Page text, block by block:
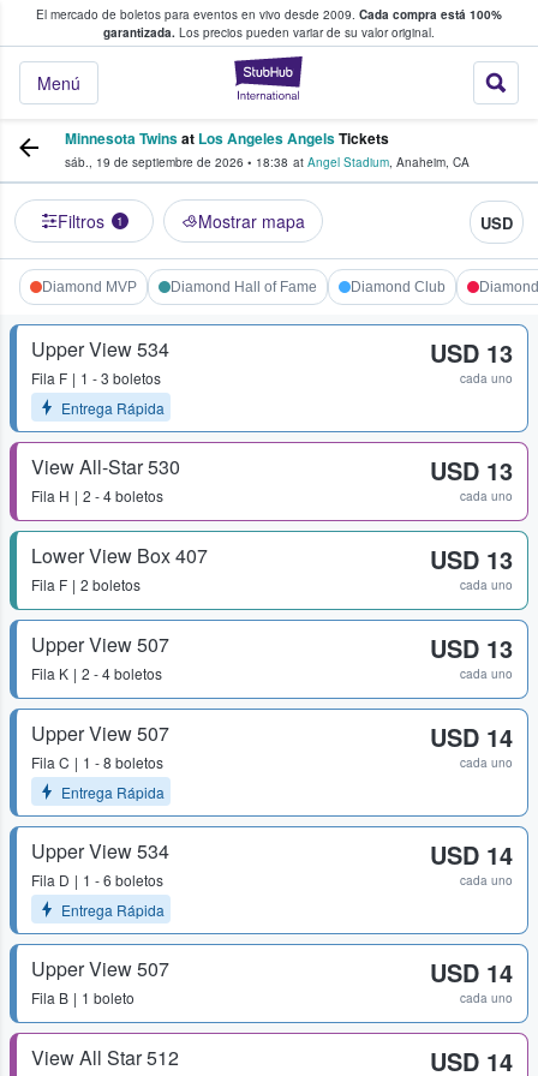
El mercado de boletos para eventos en vivo desde 2009. Cada compra está 100%
garantizada. Los precios pueden variar de su valor original.
StubHub: donde
Menú
fans compran y venden boletos
Minnesota Twinsat Los Angeles AngelsTickets
sáb., 19 de septiembre de 2026 • 18:38 at Angel Stadium, Anaheim, CA
Filtros 1 Mostrar mapa USD
Diamond MVP Diamond Hall of Fame Diamond Club
Upper View 534
Fila F
1 - 3 boletos
Entrega Rápida
USD 13
cada uno
View All-Star 530
Fila H 2 - 4 boletos
USD 13
cada uno
Lower View Box 407
Fila F 2 boletos
USD 13
cada uno
Upper View 507
Fila K 2 - 4 boletos
USD 13
cada uno
Upper View 507
Fila C
1 - 8 boletos
Entrega Rápida
USD 14
cada uno
Upper View 534
Fila D
1 - 6 boletos
Entrega Rápida
USD 14
cada uno
Upper View 507
Fila B 1 boleto
USD 14
cada uno
View All Star 512 USD 14